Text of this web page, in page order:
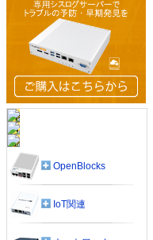
OpenBlocks
IoT関連